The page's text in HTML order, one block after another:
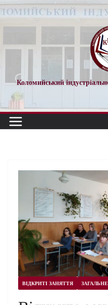
Перейти
до
Коломийський
ВІДКРИТІ ЗАНЯТТЯ ЗАГАЛЬНЕ